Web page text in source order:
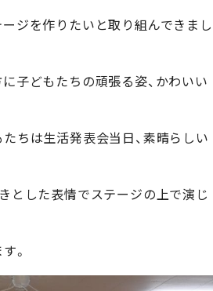
ジを作りたいと取り組んできまし
子どもたちの頑張る姿、かわいい
ちは生活発表会当日、素晴らしい
とした表情でステージの上で演じ
。